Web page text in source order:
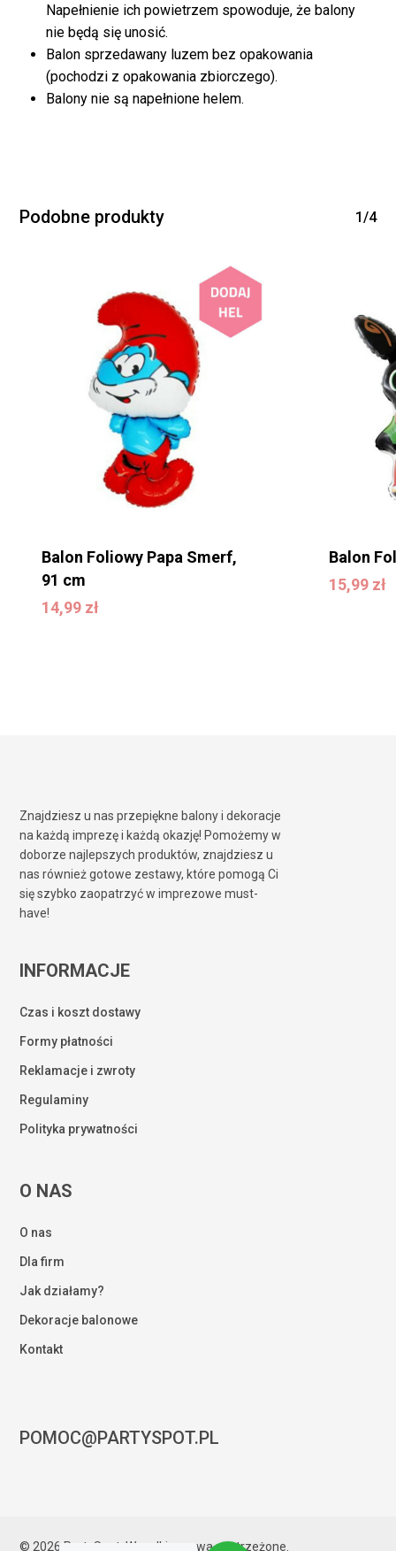
Napełnienie ich powietrzem spowoduje, że balony
nie będą się unosić.
Balon sprzedawany luzem bez opakowania
(pochodzi z opakowania zbiorczego).
Balony nie są napełnione helem.
Podobne produkty 1/4
Balon Foliowy Papa Smerf,
91 cm
14,99 zł
14,99zł
Balon
15,99 zł
15,99zł
Znajdziesz u nas przepiękne balony i dekoracje
na każdą imprezę i każdą okazję! Pomożemy w
doborze najlepszych produktów, znajdziesz u
nas również gotowe zestawy, które pomogą Ci
się szybko zaopatrzyć w imprezowe must-
have!
INFORMACJE
Czas i koszt dostawy
Formy płatności
Reklamacje i zwroty
Regulaminy
Polityka prywatności
O NAS
O nas
Dla firm
Jak działamy?
Dekoracje balonowe
Kontakt
POMOC@PARTYSPOT.PL
© 2026 PartySpot. Wszelkie prawa zastrzeżone.